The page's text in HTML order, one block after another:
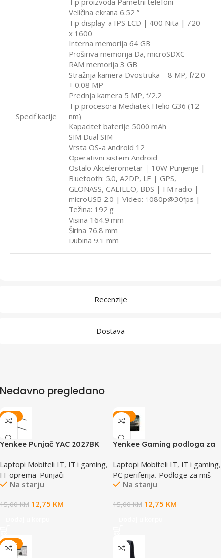
Recenzije
Dostava
Specifikacije
Veličina ekrana 6.52 ”
Tip display-a IPS LCD | 400 Nita | 720
x 1600
Interna memorija 64 GB
Proširiva memorija Da, microSDXC
RAM memorija 3 GB
Stražnja kamera Dvostruka – 8 MP, f/2.0
+ 0.08 MP
Prednja kamera 5 MP, f/2.2
Tip procesora Mediatek Helio G36 (12
nm)
Kapacitet baterije 5000 mAh
SIM Dual SIM
Vrsta OS-a Android 12
Operativni sistem Android
Ostalo Akcelerometar | 10W Punjenje |
Bluetooth: 5.0, A2DP, LE | GPS,
GLONASS, GALILEO, BDS | FM radio |
microUSB 2.0 | Video: 1080p@30fps |
Težina: 192 g
Visina 164.9 mm
Širina 76.8 mm
Dubina 9.1 mm
Nedavno pregledano
-15%
Yenkee Punjač YAC 2027BK
Laptopi Mobiteli IT, IT i gaming,
IT oprema, Punjači
Na stanju
15,00KM 12,75 KM
-15%
Yenkee Gaming podloga za
Laptopi Mobiteli IT, IT i gaming,
PC periferija, Podloge za miš
Na stanju
15,00KM 12,75 KM
-15%